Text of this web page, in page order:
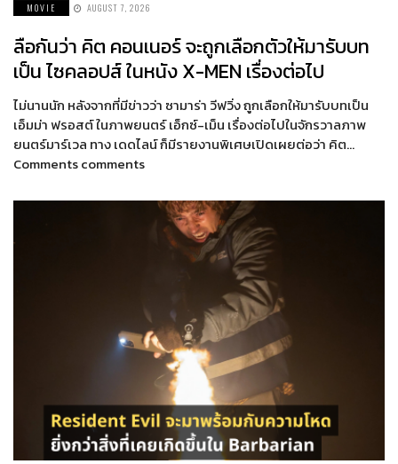
MOVIE AUGUST 7, 2026
ลือกันว่า คิต คอนเนอร์ จะถูกเลือกตัวให้มารับบท
เป็น ไซคลอปส์ ในหนัง X-MEN เรื่องต่อไป
ไม่นานนัก หลังจากที่มีข่าวว่า ซามาร่า วีฟวิ่ง ถูกเลือกให้มารับบทเป็น
เอ็มม่า ฟรอสต์ ในภาพยนตร์ เอ็กซ์-เม็น เรื่องต่อไปในจักรวาลภาพ
ยนตร์มาร์เวล ทาง เดดไลน์ ก็มีรายงานพิเศษเปิดเผยต่อว่า คิต…
Comments comments